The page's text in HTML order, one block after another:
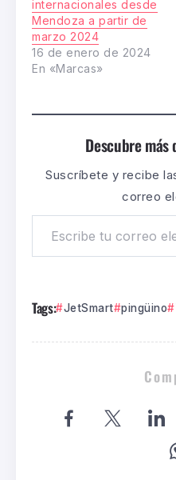
internacionales desde
Mendoza a partir de
marzo 2024
16 de enero de 2024
En «Marcas»
Descubre más
Suscríbete y recibe
correo
Tags: JetSmart pingüino